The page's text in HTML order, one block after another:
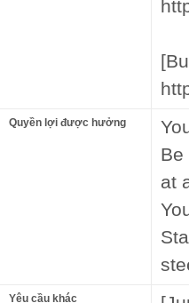
Quyền lợi được hưởng
Be
at
Yêu cầu khác